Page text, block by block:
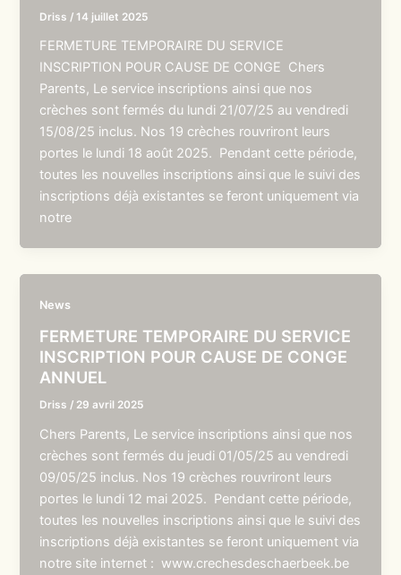
Driss /14 juillet 2025
FERMETURE TEMPORAIRE DU SERVICE
INSCRIPTION POUR CAUSE DE CONGE Chers
Parents, Le service inscriptions ainsi que nos
crèches sont fermés du lundi 21/07/25 au vendredi
15/08/25 inclus. Nos 19 crèches rouvriront leurs
portes le lundi 18 août 2025. Pendant cette période,
toutes les nouvelles inscriptions ainsi que le suivi des
inscriptions déjà existantes se feront uniquement via
notre
News
FERMETURE TEMPORAIRE DU SERVICE
INSCRIPTION POUR CAUSE DE CONGE
ANNUEL
Driss / 29 avril 2025
Chers Parents, Le service inscriptions ainsi que nos
crèches sont fermés du jeudi 01/05/25 au vendredi
09/05/25 inclus. Nos 19 crèches rouvriront leurs
portes le lundi 12 mai 2025. Pendant cette période,
toutes les nouvelles inscriptions ainsi que le suivi des
inscriptions déjà existantes se feront uniquement via
notre site internet : www.crechesdeschaerbeek.be